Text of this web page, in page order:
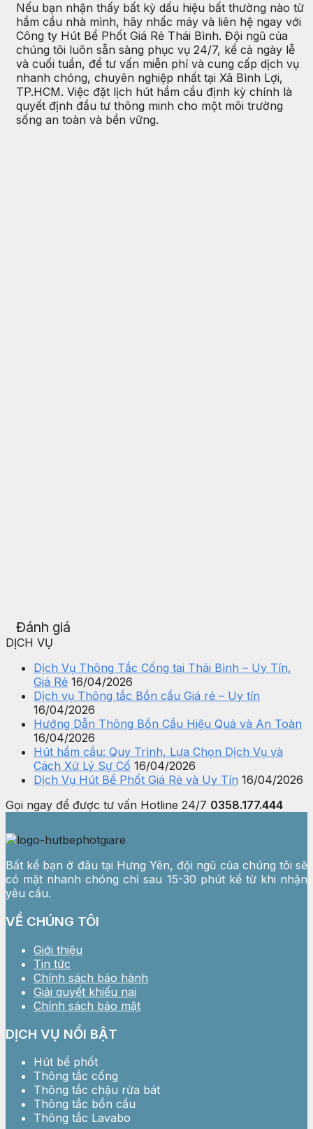
Nếu bạn nhận thấy bất kỳ dấu hiệu bất thường nào từ
hầm cầu nhà mình, hãy nhấc máy và liên hệ ngay với
Công ty Hút Bể Phốt Giá Rẻ Thái Bình. Đội ngũ của
chúng tôi luôn sẵn sàng phục vụ 24/7, kể cả ngày lễ
và cuối tuần, để tư vấn miễn phí và cung cấp dịch vụ
nhanh chóng, chuyên nghiệp nhất tại Xã Bình Lợi,
TP.HCM. Việc đặt lịch hút hầm cầu định kỳ chính là
quyết định đầu tư thông minh cho một môi trường
sống an toàn và bền vững.
Đánh giá
DỊCH VỤ
Dịch Vụ Thông Tắc Cống tại Thái Bình – Uy Tín,
Giá Rẻ 16/04/2026
Dịch vụ Thông tắc Bồn cầu Giá rẻ – Uy tín
16/04/2026
Hướng Dẫn Thông Bồn Cầu Hiệu Quả và An Toàn
16/04/2026
Hút hầm cầu: Quy Trình, Lựa Chọn Dịch Vụ và
Cách Xử Lý Sự Cố 16/04/2026
Dịch Vụ Hút Bể Phốt Giá Rẻ và Uy Tín 16/04/2026
Gọi ngay để được tư vấn Hotline 24/7 0358.177.444
Bất kể bạn ở đâu tại Hưng Yên, đội ngũ của chúng tôi sẽ
có mặt nhanh chóng chỉ sau 15-30 phút kể từ khi nhận
yêu cầu.
VỀ CHÚNG TÔI
Giới thiệu
Tin tức
Chính sách bảo hành
Giải quyết khiếu nại
Chính sách bảo mật
DỊCH VỤ NỔI BẬT
Hút bể phốt
Thông tắc cống
Thông tắc chậu rửa bát
Thông tắc bồn cầu
Thông tắc Lavabo